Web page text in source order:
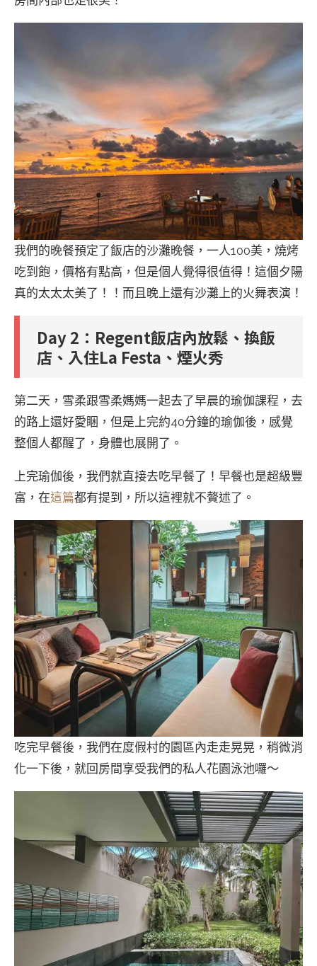
我們的晚餐預定了飯店的沙灘晚餐，一人100美，燒烤
吃到飽，價格有點高，但是個人覺得很值得！這個夕陽
真的太太太美了！！而且晚上還有沙灘上的火舞表演！
Day2：Regent飯店內放鬆、換飯
店、入住La Festa、煙火秀
第二天，雪柔跟雪柔媽媽一起去了早晨的瑜伽課程，去
的路上還好愛睏，但是上完約40分鐘的瑜伽後，感覺
整個人都醒了，身體也展開了。
上完瑜伽後，我們就直接去吃早餐了！早餐也是超級豐
富，在這篇都有提到，所以這裡就不贅述了。
吃完早餐後，我們在度假村的園區內走走晃晃，稍微消
化一下後，就回房間享受我們的私人花園泳池囉～